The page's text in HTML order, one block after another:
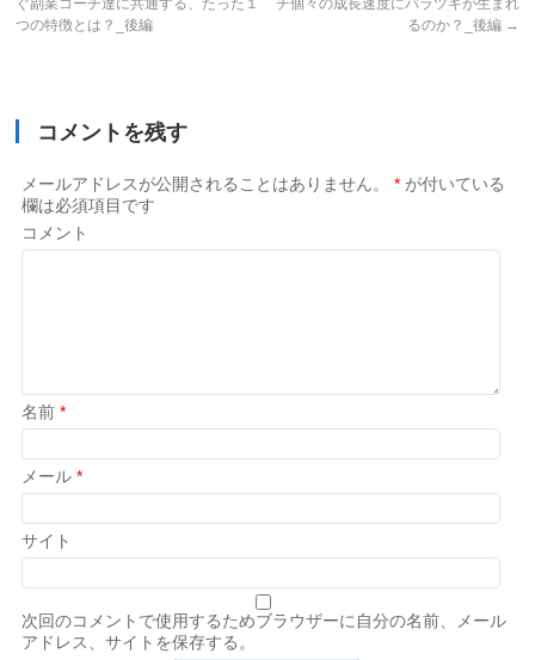
ぐ副業コーチ達に共通する、たった１
つの特徴とは？_後編
チ個々の成長速度にバラツキが生まれ
るのか？_後編 →
コメントを残す
メールアドレスが公開されることはありません。 * が付いている
欄は必須項目です
コメント
名前*
メール*
サイト
次回のコメントで使用するためブラウザーに自分の名前、メール
アドレス、サイトを保存する。